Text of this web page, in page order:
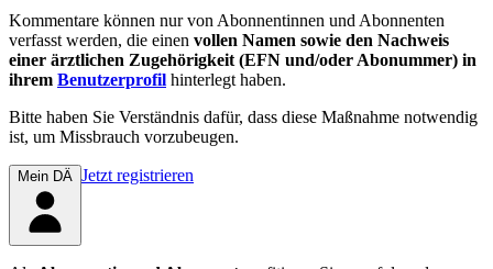
Kommentare können nur von Abonnentinnen und Abonnenten
verfasst werden, die einen vollen Namen sowie den Nachweis
einer ärztlichen Zugehörigkeit (EFN und/oder Abonummer) in
ihrem Benutzerprofil hinterlegt haben.
Bitte haben Sie Verständnis dafür, dass diese Maßnahme notwendig
ist, um Missbrauch vorzubeugen.
Mein DÄ Jetzt registrieren